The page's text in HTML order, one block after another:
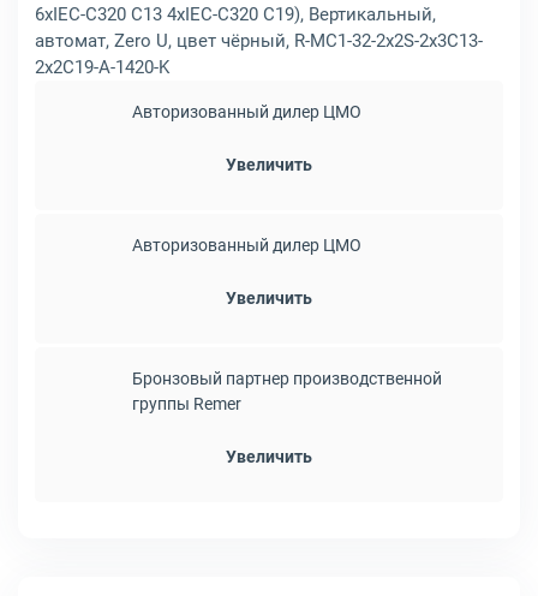
6xIEC-C320 C13 4xIEC-C320 C19), Вертикальный,
автомат, Zero U, цвет чёрный, R-MC1-32-2x2S-2x3C13-
2x2C19-A-1420-K
Авторизованный дилер ЦМО
Увеличить
Авторизованный дилер ЦМО
Увеличить
Бронзовый партнер производственной
группы Remer
Увеличить